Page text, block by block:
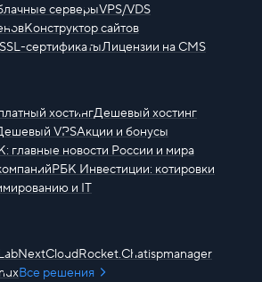
серверыVPS/VDS
Конструктор сайтов
SSL-сертификатыЛицензии на CMS
хостингДешевый хостинг
VPSАкции и бонусы
главные новости России и мира
РБК Инвестиции: котировки
и IT
NextCloudRocket.Chatispmanager
Все решения